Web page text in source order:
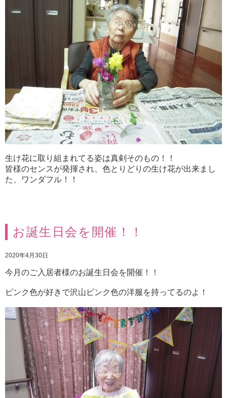
生け花に取り組まれてる姿は真剣そのもの！！
皆様のセンスが発揮され、色とりどりの生け花が出来まし
た、ワンダフル！！
お誕生日会を開催！！
2020年4月30日
今月のご入居者様のお誕生日会を開催！！
ピンク色が好きで沢山ピンク色の洋服を持ってるのよ！